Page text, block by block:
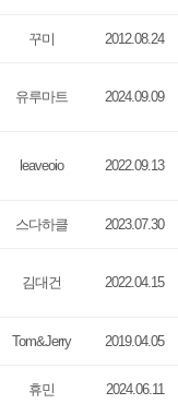
꾸미 2012.08.24
유루마트 2024.09.09
leaveoio 2022.09.13
스다하클 2023.07.30
김대건 2022.04.15
Tom&Jerry 2019.04.05
휴민 2024.06.11